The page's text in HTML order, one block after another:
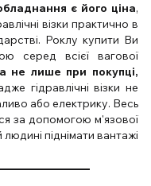
є його ціна,
візки практично в
Роклу купити Ви
серед всієї вагової
не лише при покупці,
гідравлічні візки не
або електрику. Весь
за допомогою м'язової
піднімати вантажі